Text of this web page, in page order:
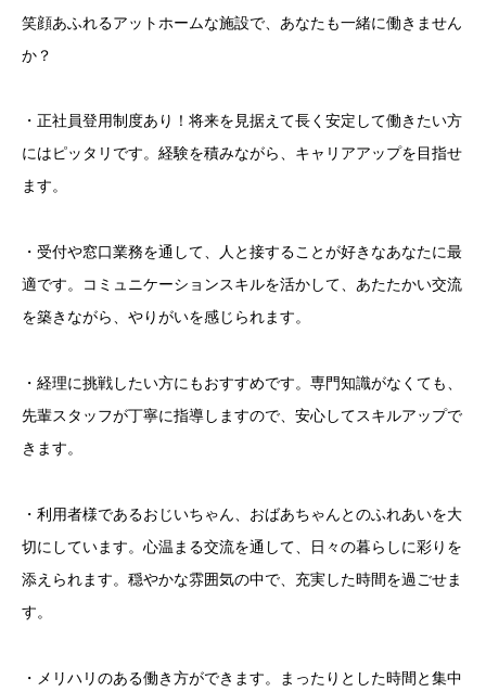
笑顔あふれるアットホームな施設で、あなたも一緒に働きません
か？
・正社員登用制度あり！将来を見据えて長く安定して働きたい方
にはピッタリです。経験を積みながら、キャリアアップを目指せ
ます。
・受付や窓口業務を通して、人と接することが好きなあなたに最
適です。コミュニケーションスキルを活かして、あたたかい交流
を築きながら、やりがいを感じられます。
・経理に挑戦したい方にもおすすめです。専門知識がなくても、
先輩スタッフが丁寧に指導しますので、安心してスキルアップで
きます。
・利用者様であるおじいちゃん、おばあちゃんとのふれあいを大
切にしています。心温まる交流を通して、日々の暮らしに彩りを
添えられます。穏やかな雰囲気の中で、充実した時間を過ごせま
す。
・メリハリのある働き方ができます。まったりとした時間と集中